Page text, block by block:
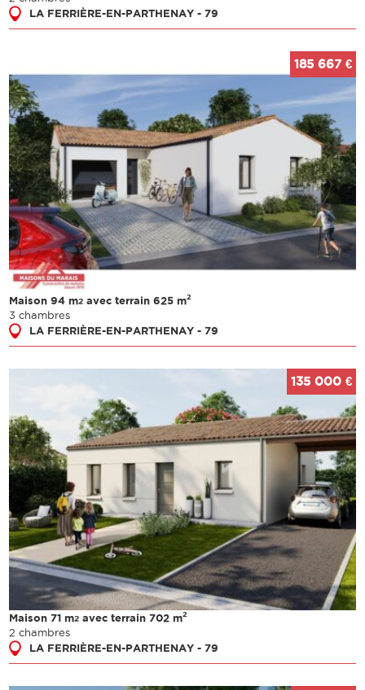
LA FERRIÈRE-EN-PARTHENAY - 79
Maison 94 m2 avec terrain 625 m2
3 chambres
LA FERRIÈRE-EN-PARTHENAY - 79
185 667 €
Maison 71 m2 avec terrain 702 m2
2 chambres
LA FERRIÈRE-EN-PARTHENAY - 79
135 000 €